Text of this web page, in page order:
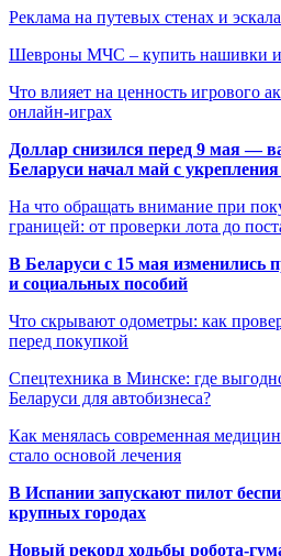
Реклама на путевых стенах и
Шевроны МЧС – купить нашивки
Что влияет на ценность игрового
онлайн-играх
Доллар снизился перед 9 мая —
Беларуси начал май с
На что обращать внимание при
границей: от проверки лота до
В Беларуси с 15 мая изменились
и социальных пособий
Что скрывают одометры: как
перед покупкой
Спецтехника в Минске: где
Беларуси для автобизнеса?
Как менялась современная
стало основой лечения
В Испании запускают пилот
крупных городах
Новый рекорд ходьбы робота-